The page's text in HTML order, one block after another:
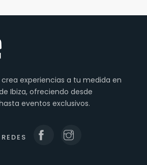
experiencias a tu medida en
Ibiza, ofreciendo desde
eventos exclusivos.